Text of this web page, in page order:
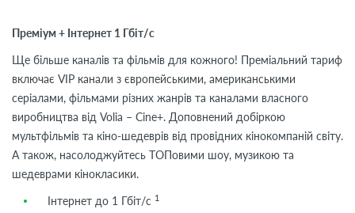
Преміум + Інтернет 1 Гбіт/с
Ще більше каналів та фільмів для кожного! Преміальний тариф
включає VIP канали з європейськими, американськими
серіалами, фільмами різних жанрів та каналами власного
виробництва від Volia – Cine+. Доповнений добіркою
мультфільмів та кіно-шедеврів від провідних кінокомпаній світу.
А також, насолоджуйтесь ТОПовими шоу, музикою та
шедеврами кінокласики.
Інтернет до 1 Гбіт/с 1